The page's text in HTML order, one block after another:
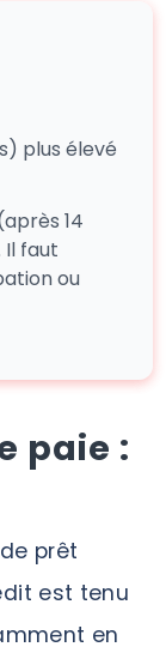
plus élevé
14
Il faut
ou
paie :
prêt
est tenu
en